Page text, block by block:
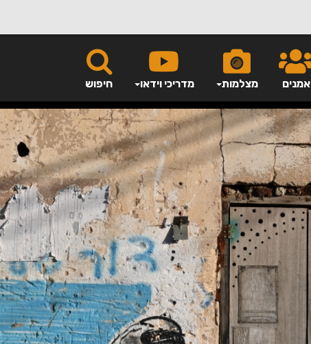
חיפוש מדריכי וידאו מצלמות אמנים